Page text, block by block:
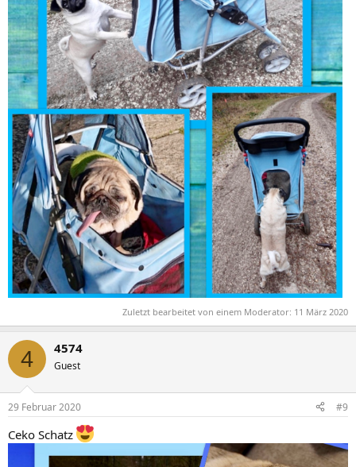
Zuletzt bearbeitet von einem Moderator: 11 März 2020
4 4574
Guest
29 Februar 2020 #9
Ceko Schatz